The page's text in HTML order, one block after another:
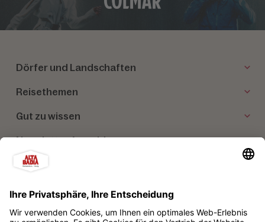
Dörfer und Landschaften
Reisethemen
Gut zu wissen
Newsletter Anmeldung